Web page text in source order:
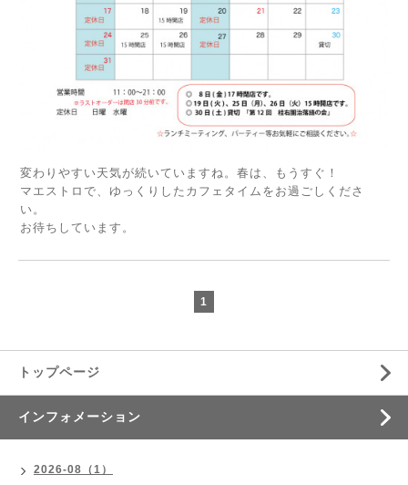
変わりやすい天気が続いていますね。春は、もうすぐ！
マエストロで、ゆっくりしたカフェタイムをお過ごしくださ
い。
お待ちしています。
1
トップページ
インフォメーション
2026-08（1）